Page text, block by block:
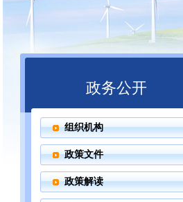
政务公开
组织机构
政策文件
政策解读